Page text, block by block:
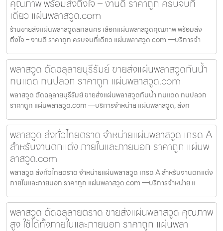
คุณภาพ พร้อมส่งถึงใจ – งานดี ราคาถูก ครบจบที่
เดียว แผ่นพลาสวูด.com
ร้านขายส่งแผ่นพลาสวูดสกลนคร เลือกแผ่นพลาสวูดคุณภาพ พร้อมส่ง
ถึงใจ – งานดี ราคาถูก ครบจบที่เดียว แผ่นพลาสวูด.com —บริการจำ
พลาสวูด ตัดฉลุลายบุรีรัมย์ ขายส่งแผ่นพลาสวูดกันน้ำ
ทนแดด ทนปลวก ราคาถูก แผ่นพลาสวูด.com
พลาสวูด ตัดฉลุลายบุรีรัมย์ ขายส่งแผ่นพลาสวูดกันน้ำ ทนแดด ทนปลวก
ราคาถูก แผ่นพลาสวูด.com —บริการจำหน่าย แผ่นพลาสวูด, ส่งท
พลาสวูด ส่งทั่วไทยตราด จำหน่ายแผ่นพลาสวูด เกรด A
สำหรับงานตกแต่ง ภายในและภายนอก ราคาถูก แผ่นพ
ลาสวูด.com
พลาสวูด ส่งทั่วไทยตราด จำหน่ายแผ่นพลาสวูด เกรด A สำหรับงานตกแต่ง
ภายในและภายนอก ราคาถูก แผ่นพลาสวูด.com —บริการจำหน่าย แ
พลาสวูด ตัดฉลุลายตราด ขายส่งแผ่นพลาสวูด คุณภาพ
สูง ใช้ได้ทั้งภายในและภายนอก ราคาถูก แผ่นพลา